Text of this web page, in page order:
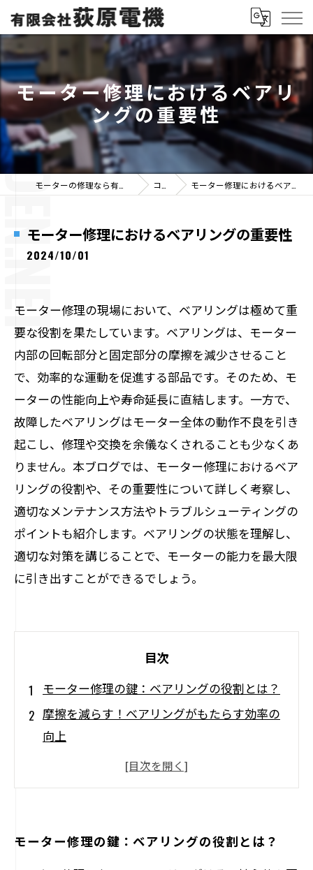
モーター修理におけるベアリ
ングの重要性
コラム モーター修理におけるベアリングの重要性
モーター修理におけるベアリングの重要性
2024/10/01
モーター修理の現場において、ベアリングは極めて重
要な役割を果たしています。ベアリングは、モーター
内部の回転部分と固定部分の摩擦を減少させること
で、効率的な運動を促進する部品です。そのため、モ
ーターの性能向上や寿命延長に直結します。一方で、
故障したベアリングはモーター全体の動作不良を引き
起こし、修理や交換を余儀なくされることも少なくあ
りません。本ブログでは、モーター修理におけるベア
リングの役割や、その重要性について詳しく考察し、
適切なメンテナンス方法やトラブルシューティングの
ポイントも紹介します。ベアリングの状態を理解し、
適切な対策を講じることで、モーターの能力を最大限
に引き出すことができるでしょう。
目次
モーター修理の鍵：ベアリングの役割とは？
摩擦を減らす！ベアリングがもたらす効率の
向上
故障の前兆：ベアリングの不具合を見逃すな
ベアリングの選び方：修理での成功を左右す
モーターの寿命を延ばすためのベアリングメ
モーター修理の鍵：ベアリングの役割とは？